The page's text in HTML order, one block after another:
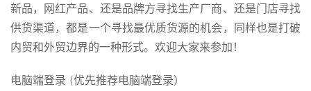
新品，网红产品、还是品牌方寻找生产厂商、还是门店寻找
供货渠道，都是一个寻找最优质货源的机会，同样也是打破
内贸和外贸边界的一种形式。欢迎大家来参加！
电脑端登录 (优先推荐电脑端登录）